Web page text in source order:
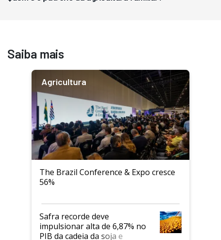
Saiba mais
Agricultura
The Brazil Conference & Expo cresce
56%
Safra recorde deve
impulsionar alta de 6,87% no
PIB da cadeia da soja e